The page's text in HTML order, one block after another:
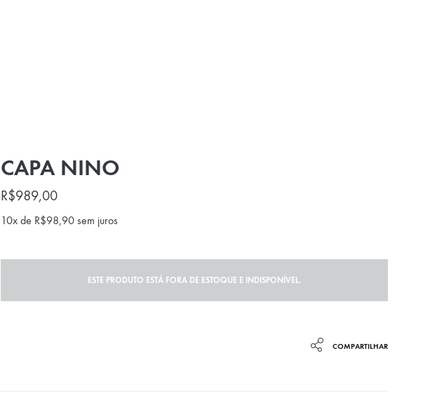
CAPA NINO
R$989,00
10x de R$98,90 sem juros
ESTE PRODUTO ESTÁ FORA DE ESTOQUE E INDISPONÍVEL.
COMPARTILHAR